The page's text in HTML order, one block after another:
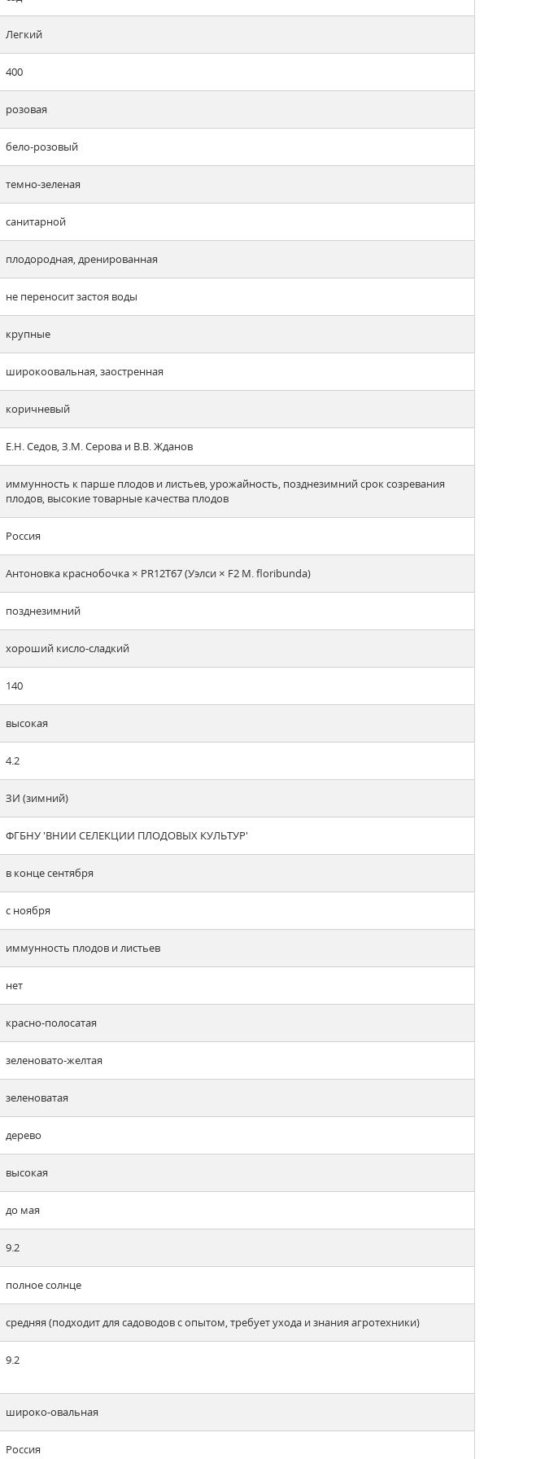
Легкий
400
розовая
бело-розовый
темно-зеленая
санитарной
плодородная, дренированная
не переносит застоя воды
крупные
широкоовальная, заостренная
коричневый
Е.Н. Седов, З.М. Серова и В.В. Жданов
иммунность к парше плодов и листьев, урожайность, позднезимний срок созревания
плодов, высокие товарные качества плодов
Россия
Антоновка краснобочка × PR12T67 (Уэлси × F2 M. floribunda)
позднезимний
хороший кисло-сладкий
140
высокая
4.2
ЗИ (зимний)
ФГБНУ 'ВНИИ СЕЛЕКЦИИ ПЛОДОВЫХ КУЛЬТУР'
в конце сентября
с ноября
иммунность плодов и листьев
нет
красно-полосатая
зеленовато-желтая
зеленоватая
дерево
высокая
до мая
9.2
полное солнце
средняя (подходит для садоводов с опытом, требует ухода и знания агротехники)
9.2
широко-овальная
Россия